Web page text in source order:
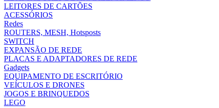
LEITORES DE CARTÕES
ACESSÓRIOS
Redes
ROUTERS, MESH, Hotsposts
SWITCH
EXPANSÃO DE REDE
PLACAS E ADAPTADORES DE REDE
Gadgets
EQUIPAMENTO DE ESCRITÓRIO
VEÍCULOS E DRONES
JOGOS E BRINQUEDOS
LEGO